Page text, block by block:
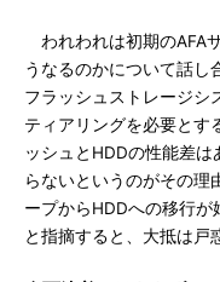
われわれは初期のAFA
うなるのかについて話し
フラッシュストレージシ
ティアリングを必要とす
ッシュとHDDの性能差
らないというのがその理
ープからHDDへの移行
と指摘すると、大抵は戸